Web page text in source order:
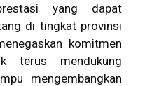
yang dapat
di tingkat provinsi
komitmen
terus mendukung
mengembangkan